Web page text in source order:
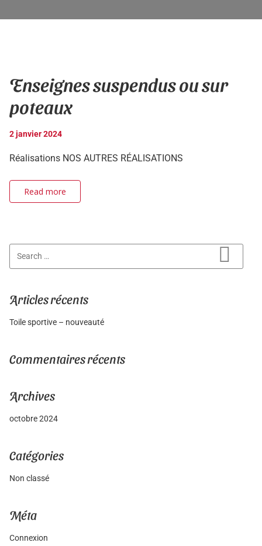
Enseignes suspendus ou sur
poteaux
2 janvier 2024
Réalisations NOS AUTRES RÉALISATIONS
Read more
Search
Articles récents
Toile sportive – nouveauté
Commentaires récents
Archives
octobre 2024
Catégories
Non classé
Méta
Connexion